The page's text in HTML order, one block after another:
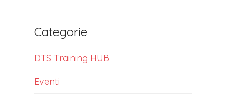
Categorie
DTS Training HUB
Eventi